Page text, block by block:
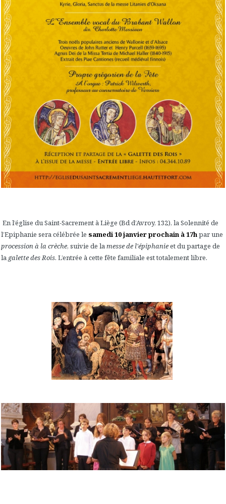
En l’église du Saint-Sacrement à Liège (Bd d’Avroy, 132), la Solennité de
l’Epiphanie sera célébrée le samedi 10 janvier prochain à 17hpar une
procession à la crèche, suivie de lamesse de l'épiphanieet du partage de
la galette des Rois. L’entrée à cette fête familiale est totalement libre.